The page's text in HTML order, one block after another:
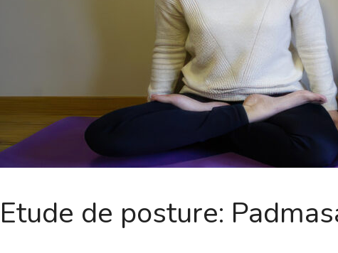
Etude de posture: